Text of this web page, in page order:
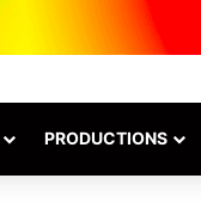
PRODUCTIONS